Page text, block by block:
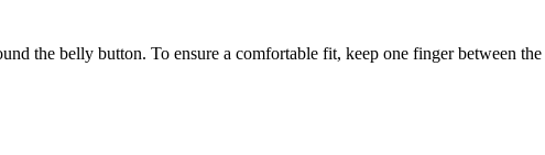
the belly button. To ensure a comfortable fit, keep one finger between